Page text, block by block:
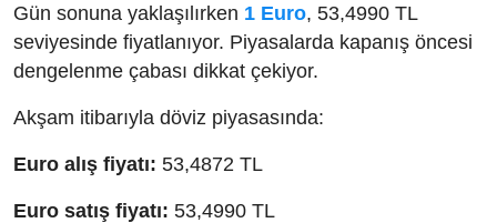
Gün sonuna yaklaşılırken 1 Euro, 53,4990 TL
seviyesinde fiyatlanıyor. Piyasalarda kapanış öncesi
dengelenme çabası dikkat çekiyor.
Akşam itibarıyla döviz piyasasında:
Euro alış fiyatı: 53,4872 TL
Euro satış fiyatı: 53,4990 TL